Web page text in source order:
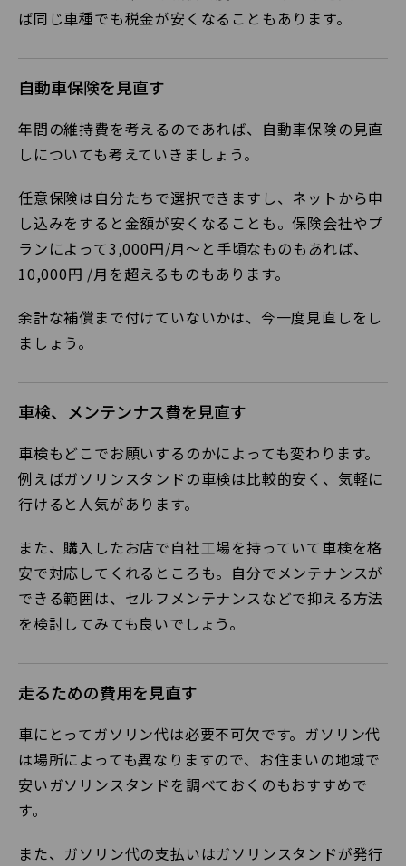
ば同じ車種でも税金が安くなることもあります。
自動車保険を見直す
年間の維持費を考えるのであれば、自動車保険の見直
しについても考えていきましょう。
任意保険は自分たちで選択できますし、ネットから申
し込みをすると金額が安くなることも。保険会社やプ
ランによって3,000円/月～と手頃なものもあれば、
10,000円 /月を超えるものもあります。
余計な補償まで付けていないかは、今一度見直しをし
ましょう。
車検、メンテンナス費を見直す
車検もどこでお願いするのかによっても変わります。
例えばガソリンスタンドの車検は比較的安く、気軽に
行けると人気があります。
また、購入したお店で自社工場を持っていて車検を格
安で対応してくれるところも。自分でメンテナンスが
できる範囲は、セルフメンテナンスなどで抑える方法
を検討してみても良いでしょう。
走るための費用を見直す
車にとってガソリン代は必要不可欠です。ガソリン代
は場所によっても異なりますので、お住まいの地域で
安いガソリンスタンドを調べておくのもおすすめで
す。
また、ガソリン代の支払いはガソリンスタンドが発行